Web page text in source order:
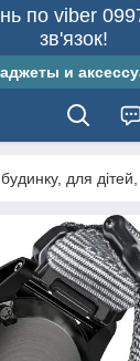
по viber
зв'язок!
и
для